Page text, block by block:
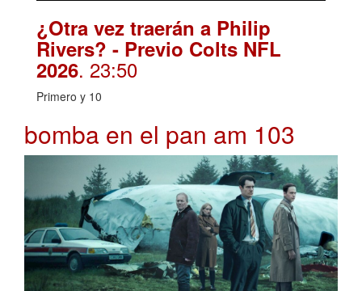
¿Otra vez traerán a Philip
Rivers? - Previo Colts NFL
2026. 23:50
Primero y 10
bomba en el pan am 103